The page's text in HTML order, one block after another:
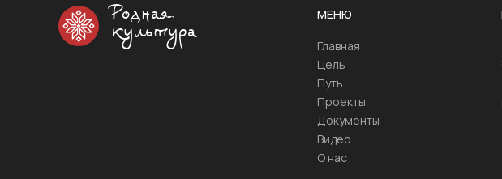
Родная
культура
МЕНЮ
Главная
Цель
Путь
Проекты
Документы
Видео
О нас